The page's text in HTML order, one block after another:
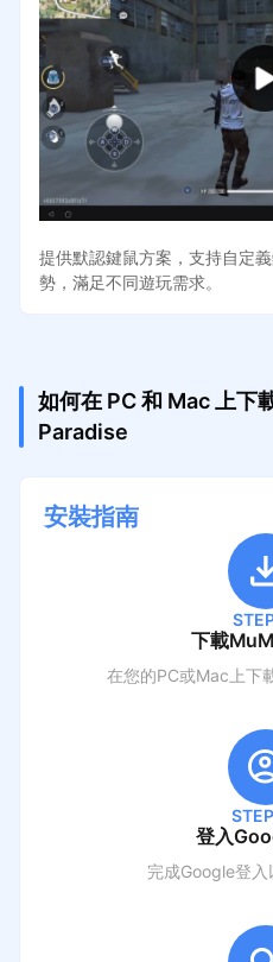
提供默認鍵鼠方案，支持自定
勢，滿足不同遊玩需求。
如何在 PC 和 Mac 上下
Paradise
安裝指南
下載
在您的PC或Mac上下
登入
完成Google登